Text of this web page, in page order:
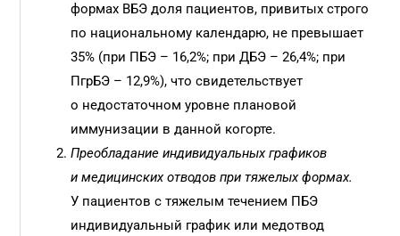
формах ВБЭ доля пациентов, привитых строго
по национальному календарю, не превышает
35% (при ПБЭ – 16,2%; при ДБЭ – 26,4%; при
ПгрБЭ – 12,9%), что свидетельствует
о недостаточном уровне плановой
иммунизации в данной когорте.
Преобладание индивидуальных графиков
и медицинских отводов при тяжелых формах.
У пациентов с тяжелым течением ПБЭ
индивидуальный график или медотвод